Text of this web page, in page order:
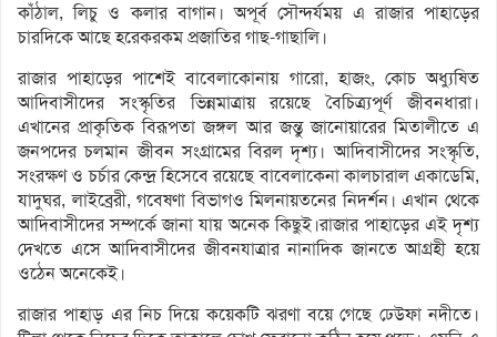
কাঁঠাল, লিচু ও কলার বাগান। অপূর্ব সৌন্দর্যময় এ রাজার পাহাড়ের
চারদিকে আছে হরেকরকম প্রজাতির গাছ-গাছালি।
রাজার পাহাড়ের পাশেই বাবেলাকোনায় গারো, হাজং, কোচ অধ্যুষিত
আদিবাসীদের সংস্কৃতির ভিন্নমাত্রায় রয়েছে বৈচিত্র্যপূর্ণ জীবনধারা।
এখানের প্রাকৃতিক বিরূপতা জঙ্গল আর জন্তু জানোয়ারের মিতালীতে এ
জনপদের চলমান জীবন সংগ্রামের বিরল দৃশ্য। আদিবাসীদের সংস্কৃতি,
সংরক্ষণ ও চর্চার কেন্দ্র হিসেবে রয়েছে বাবেলাকেনা কালচারাল একাডেমি,
যাদুঘর, লাইব্রেরী, গবেষণা বিভাগও মিলনায়তনের নিদর্শন। এখান থেকে
আদিবাসীদের সম্পর্কে জানা যায় অনেক কিছুই।রাজার পাহাড়ের এই দৃশ্য
দেখতে এসে আদিবাসীদের জীবনযাত্রার নানাদিক জানতে আগ্রহী হয়ে
ওঠেন অনেকেই।
রাজার পাহাড় এর নিচ দিয়ে কয়েকটি ঝরণা বয়ে গেছে ঢেউফা নদীতে।